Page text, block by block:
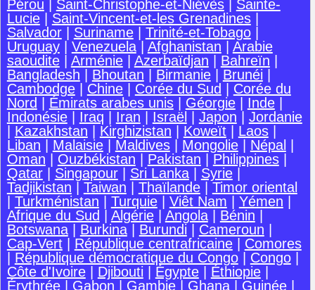
Pérou
Saint-Christophe-et-Niévès| Sainte-
Lucie| Saint-Vincent-et-les Grenadines|
Salvador| Suriname| Trinité-et-Tobago|
Uruguay| Venezuela| Afghanistan
Arabie
saoudite| Arménie| Azerbaïdjan Bahreïn
Bangladesh
Bhoutan Birmanie| Brunéi
Cambodge| Chine| Corée du Sud
Corée du
Nord
Émirats arabes unis| Géorgie| Inde|
Indonésie| Iraq Iran Israël Japon
Jordanie
Kazakhstan Kirghizistan Koweït| Laos|
Liban
Malaisie| Maldives| Mongolie| Népal
Oman
Ouzbékistan Pakistan Philippines|
Qatar| Singapour| Sri Lanka| Syrie|
Tadjikistan
Taiwan Thaïlande| Timor oriental
Turkménistan Turquie| Viêt Nam Yémen
Afrique du Sud
Algérie| Angola| Bénin
Botswana| Burkina| Burundi Cameroun
Cap-Vert| République centrafricaine| Comores
République démocratique du Congo| Congo|
Côte d'Ivoire| Djibouti Égypte| Éthiopie|
Érythrée| Gabon Gambie| Ghana| Guinée|